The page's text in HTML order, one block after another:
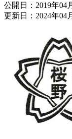
公開日：2019年04
更新日：2024年04